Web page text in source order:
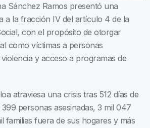
Sánchez Ramos presentó una
a la fracción IV del artículo 4 de la
con el propósito de otorgar
como víctimas a personas
y acceso a programas de
atraviesa una crisis tras 512 días de
personas asesinadas, 3 mil 047
familias fuera de sus hogares y más